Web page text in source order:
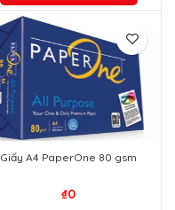
Giấy A4 PaperOne 80 gsm
₫0